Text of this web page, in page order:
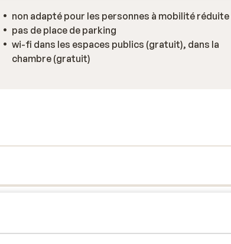
non adapté pour les personnes à mobilité réduite
pas de place de parking
wi-fi dans les espaces publics (gratuit), dans la
chambre (gratuit)